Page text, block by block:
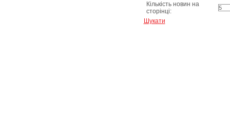
Кількість новин на
сторінці:
Шукати